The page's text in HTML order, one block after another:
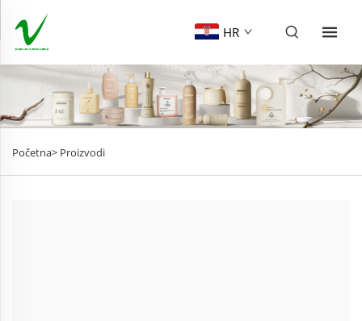
HR
Početna> Proizvodi